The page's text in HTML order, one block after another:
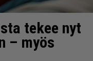
tekee nyt
– myös